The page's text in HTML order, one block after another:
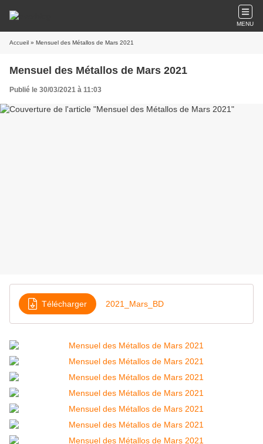
MENU
Accueil » Mensuel des Métallos de Mars 2021
Mensuel des Métallos de Mars 2021
Publié le 30/03/2021 à 11:03
Télécharger 2021_Mars_BD